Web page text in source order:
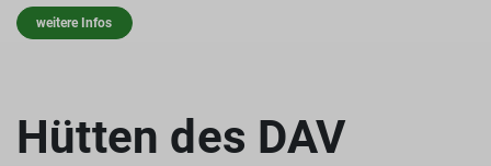
weitere Infos
Hütten des DAV